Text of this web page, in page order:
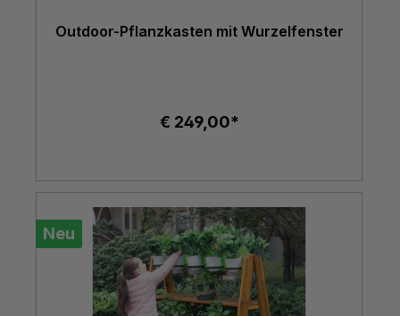
Outdoor-Pflanzkasten mit Wurzelfenster
€ 249,00*
Neu